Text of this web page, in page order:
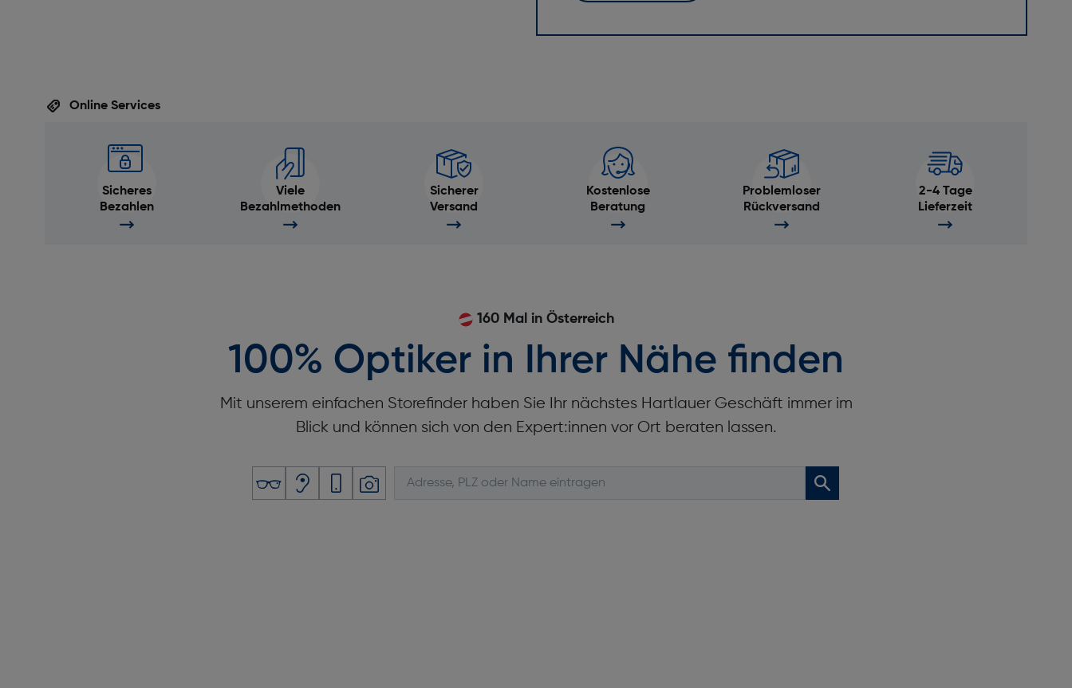
Online Services
Sicheres
Bezahlen
Viele
Bezahlmethoden
Sicherer
Versand
Kostenlose
Beratung
Problemloser
Rückversand
2-4 Tage
Lieferzeit
160 Mal in Österreich
100% Optiker in Ihrer Nähe finden
Mit unserem einfachen Storefinder haben Sie Ihr nächstes Hartlauer Geschäft immer im
Blick und können sich von den Expert:innen vor Ort beraten lassen.